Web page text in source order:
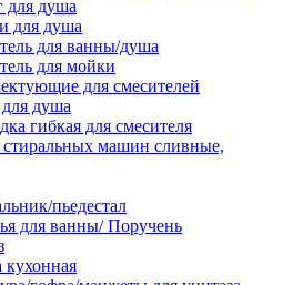
душа
для душа
для ванны/душа
для мойки
для смесителей
душа
гибкая для смесителя
машин сливные,
пьедестал
для ванны/ Поручень